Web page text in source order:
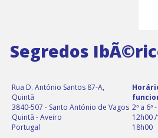
Segredos
Rua D. António Santos 87-A,
Quintã
3840-507 - Santo António de Vagos
Quintã - Aveiro
Portugal
2ª a 6ª
12h00
18h00